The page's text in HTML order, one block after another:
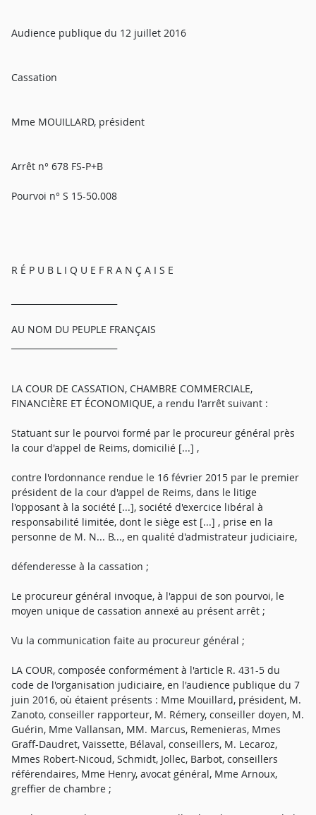
Audience publique du 12 juillet 2016
Cassation
Mme MOUILLARD, président
Arrêt n° 678 FS-P+B
Pourvoi n° S 15-50.008
R É P U B L I Q U E F R A N Ç A I S E
AU NOM DU PEUPLE FRANÇAIS
LA COUR DE CASSATION, CHAMBRE COMMERCIALE,
FINANCIÈRE ET ÉCONOMIQUE, a rendu l'arrêt suivant :
Statuant sur le pourvoi formé par le procureur général près
la cour d'appel de Reims, domicilié [...] ,
contre l'ordonnance rendue le 16 février 2015 par le premier
président de la cour d'appel de Reims, dans le litige
l'opposant à la société [...], société d'exercice libéral à
responsabilité limitée, dont le siège est [...] , prise en la
personne de M. N... B..., en qualité d'admistrateur judiciaire,
défenderesse à la cassation ;
Le procureur général invoque, à l'appui de son pourvoi, le
moyen unique de cassation annexé au présent arrêt ;
Vu la communication faite au procureur général ;
LA COUR, composée conformément à l'article R. 431-5 du
code de l'organisation judiciaire, en l'audience publique du 7
juin 2016, où étaient présents : Mme Mouillard, président, M.
Zanoto, conseiller rapporteur, M. Rémery, conseiller doyen, M.
Guérin, Mme Vallansan, MM. Marcus, Remenieras, Mmes
Graff-Daudret, Vaissette, Bélaval, conseillers, M. Lecaroz,
Mmes Robert-Nicoud, Schmidt, Jollec, Barbot, conseillers
référendaires, Mme Henry, avocat général, Mme Arnoux,
greffier de chambre ;